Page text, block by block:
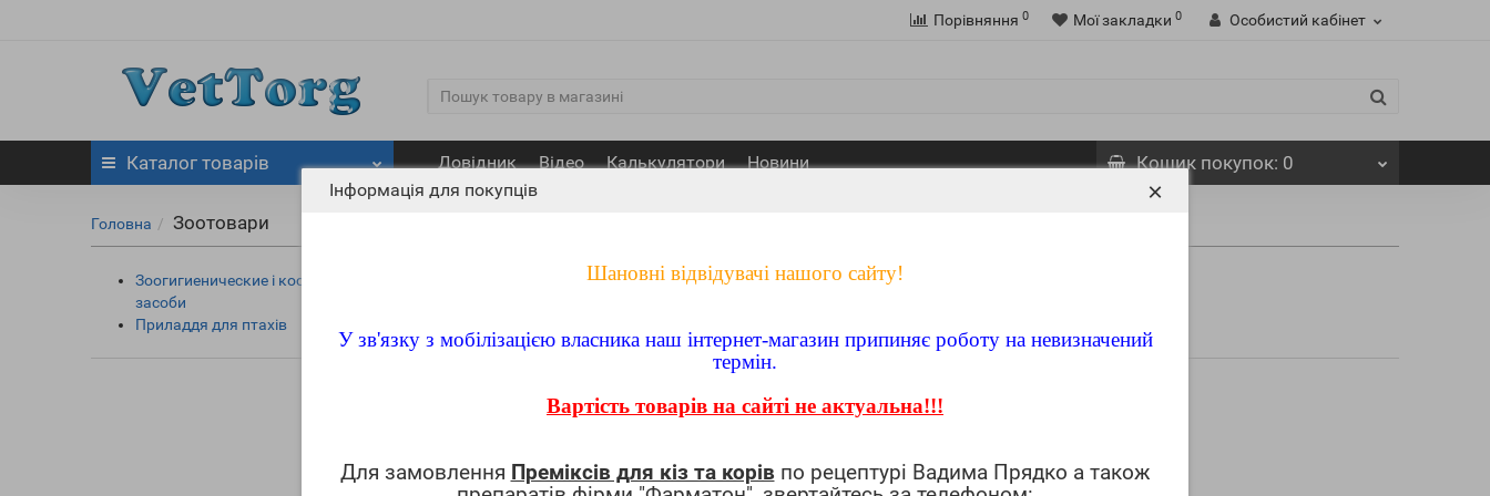
Інформація для покупців
Шановні відвідувачі нашого сайту!
У зв'язку з мобілізацією власника наш інтернет-магазин припиняє роботу на невизначений
термін.
Вартість товарів на сайті не актуальна!!!
Для замовлення Преміксів для кіз та корів по рецептурі Вадима Прядко а також
×
Порівняння 0 Мої закладки 0 Особистий кабінет
Каталог товарів Довідник Відео Калькулятори Новини Кошик покупок: 0
Головна Зоотовари
Зоогигиенические і косметичні
засоби
Приладдя для птахів